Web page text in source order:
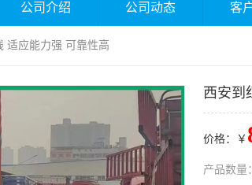
公司介绍 公司动态 客
适应能力强 可靠性高
西安到
价格：￥
产品数量：